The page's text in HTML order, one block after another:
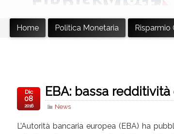
Home Politica Monetaria Risparmio
EBA: bassa
News
Dic
08
2016
L’Autorità bancaria europea (EBA) ha